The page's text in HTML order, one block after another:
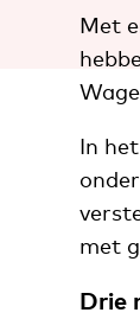
Met
In
met
Drie